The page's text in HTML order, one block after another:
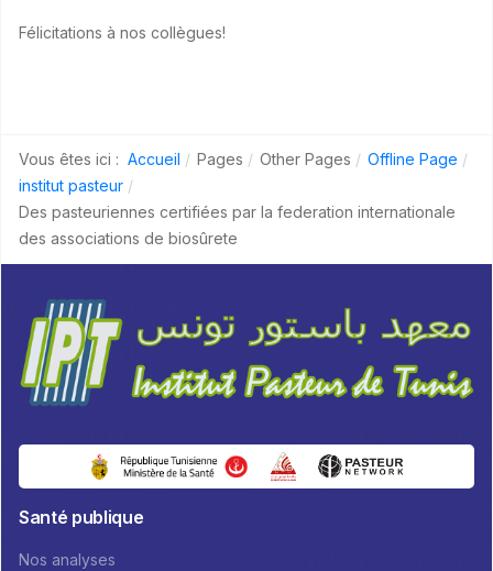
Félicitations à nos collègues!
Vous êtes ici : Accueil Pages Other Pages
Offline Page
institut pasteur
Des pasteuriennes certifiées par la federation internationale
des associations de biosûrete
Santé publique
Nos analyses